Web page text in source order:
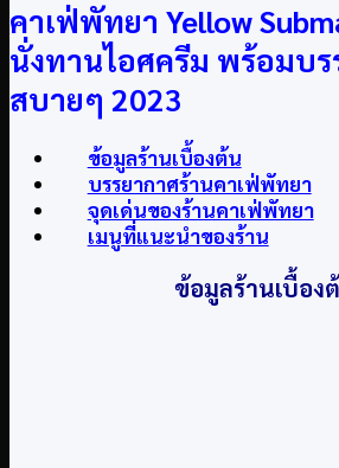
คาเฟ่พัทยา Yellow
นั่งทานไอศครีม พร้อมบร
สบายๆ 2023
ข้อมูลร้านเบื้องต้น
บรรยากาศร้านคาเฟ่พัทยา
จุดเด่นของร้านคาเฟ่พัทยา
เมนูที่แนะนำของร้าน
ข้อมูลร้านเบื้อง